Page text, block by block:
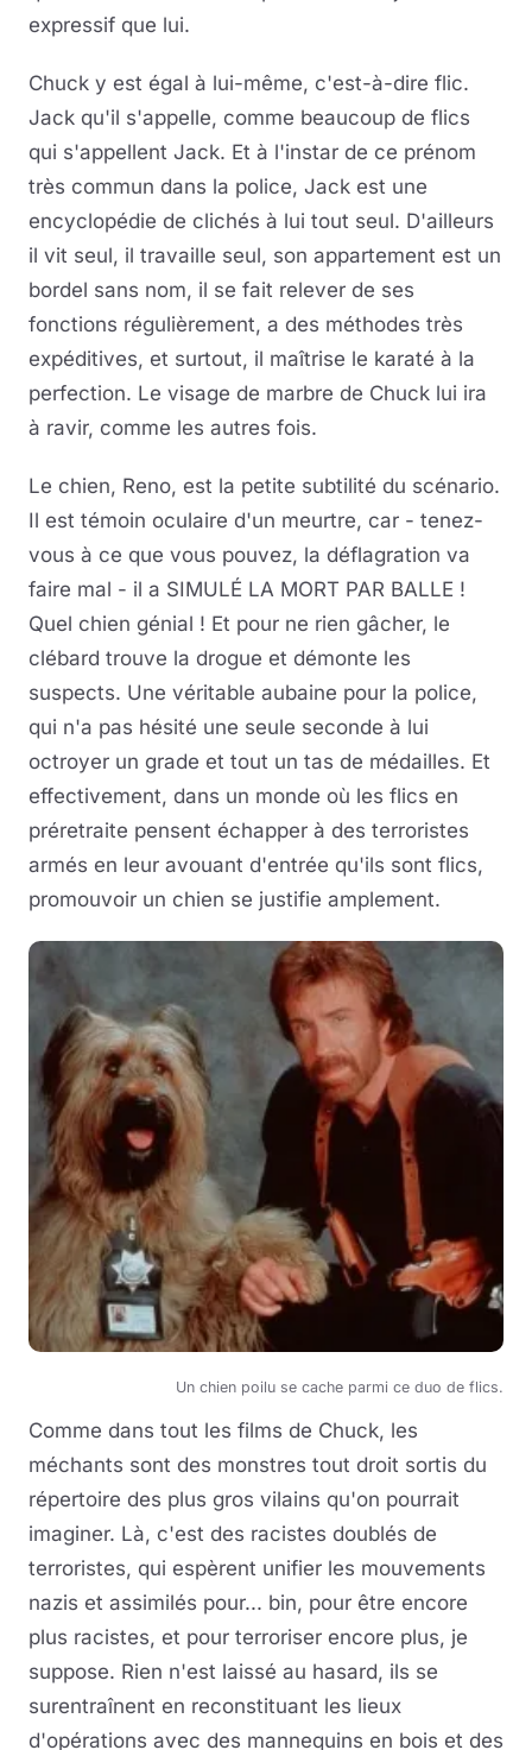
expressif que lui.
Chuck y est égal à lui-même, c'est-à-dire flic.
Jack qu'il s'appelle, comme beaucoup de flics
qui s'appellent Jack. Et à l'instar de ce prénom
très commun dans la police, Jack est une
encyclopédie de clichés à lui tout seul. D'ailleurs
il vit seul, il travaille seul, son appartement est un
bordel sans nom, il se fait relever de ses
fonctions régulièrement, a des méthodes très
expéditives, et surtout, il maîtrise le karaté à la
perfection. Le visage de marbre de Chuck lui ira
à ravir, comme les autres fois.
Le chien, Reno, est la petite subtilité du scénario.
Il est témoin oculaire d'un meurtre, car - tenez-
vous à ce que vous pouvez, la déflagration va
faire mal - il a SIMULÉ LA MORT PAR BALLE !
Quel chien génial ! Et pour ne rien gâcher, le
clébard trouve la drogue et démonte les
suspects. Une véritable aubaine pour la police,
qui n'a pas hésité une seule seconde à lui
octroyer un grade et tout un tas de médailles. Et
effectivement, dans un monde où les flics en
préretraite pensent échapper à des terroristes
armés en leur avouant d'entrée qu'ils sont flics,
promouvoir un chien se justifie amplement.
Un chien poilu se cache parmi ce duo de flics.
Comme dans tout les films de Chuck, les
méchants sont des monstres tout droit sortis du
répertoire des plus gros vilains qu'on pourrait
imaginer. Là, c'est des racistes doublés de
terroristes, qui espèrent unifier les mouvements
nazis et assimilés pour... bin, pour être encore
plus racistes, et pour terroriser encore plus, je
suppose. Rien n'est laissé au hasard, ils se
surentraînent en reconstituant les lieux
d'opérations avec des mannequins en bois et des